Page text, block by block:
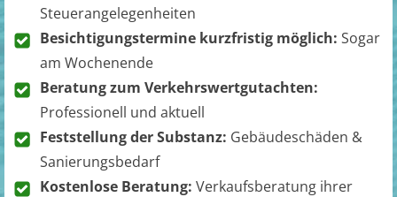
Steuerangelegenheiten
Besichtigungstermine kurzfristig möglich: Sogar
am Wochenende
Beratung zum Verkehrswertgutachten:
Professionell und aktuell
Feststellung der Substanz: Gebäudeschäden &
Sanierungsbedarf
Kostenlose Beratung: Verkaufsberatung ihrer